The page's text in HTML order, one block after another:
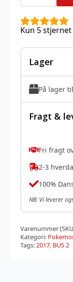
antal
Kun 5
Lager
På lager
Fragt &
Fri fragt
2-3
100%
NB: Vi leverer
Varenummer
Kategori:
Tags:2017, BUS 2